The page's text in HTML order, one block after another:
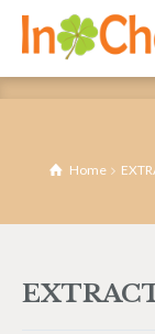
Home